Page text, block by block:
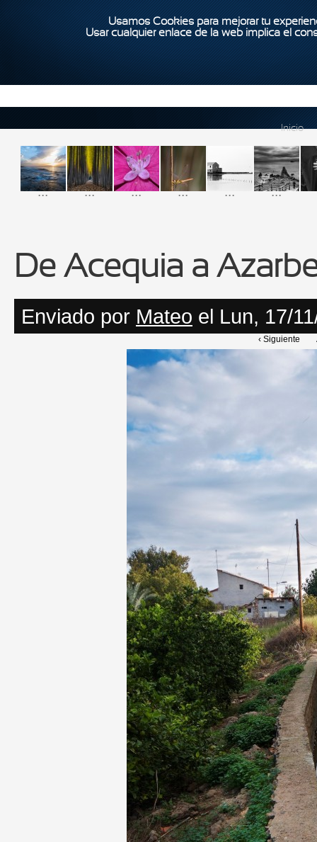
Usamos Cookies para mejorar tu
Usar cualquier enlace de la web implica el
Inicio
... ... ... ... ... ...
De Acequia a
Enviado por Mateo el Lun, 17/
‹ Siguiente